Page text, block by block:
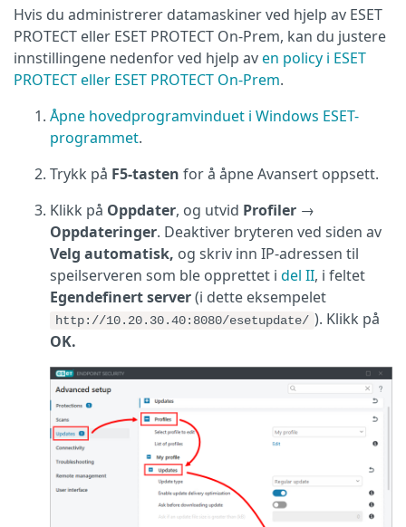
Hvis du administrerer datamaskiner ved hjelp av ESET
PROTECT eller ESET PROTECT On-Prem, kan du justere
innstillingene nedenfor ved hjelp aven policy i ESET
PROTECT eller ESET PROTECT On-Prem.
Åpne hovedprogramvinduet i Windows ESET-
programmet.
Trykk på F5-tasten for å åpne Avansert oppsett.
Klikk på Oppdater, og utvid Profiler →
Oppdateringer. Deaktiver bryteren ved siden av
Velg automatisk, og skriv inn IP-adressen til
speilserveren som ble opprettet i del II, i feltet
Egendefinert server(i dette eksempelet
http://10.20.30.40:8080/esetupdate/ ). Klikk på
OK.